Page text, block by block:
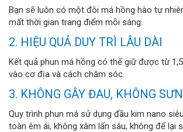
Bạn sẽ luôn có một đôi má hồng hào tự
mất thời gian trang điểm mỗi sáng.
2. HIỆU QUẢ DUY TRÌ LÂU DÀI
Kết quả phun má hồng có thể giữ được từ
vào cơ địa và cách chăm sóc.
3. KHÔNG GÂY ĐAU, KHÔNG
Quy trình phun má sử dụng đầu kim nano
toàn êm ái, không xâm lấn sâu, không để lại